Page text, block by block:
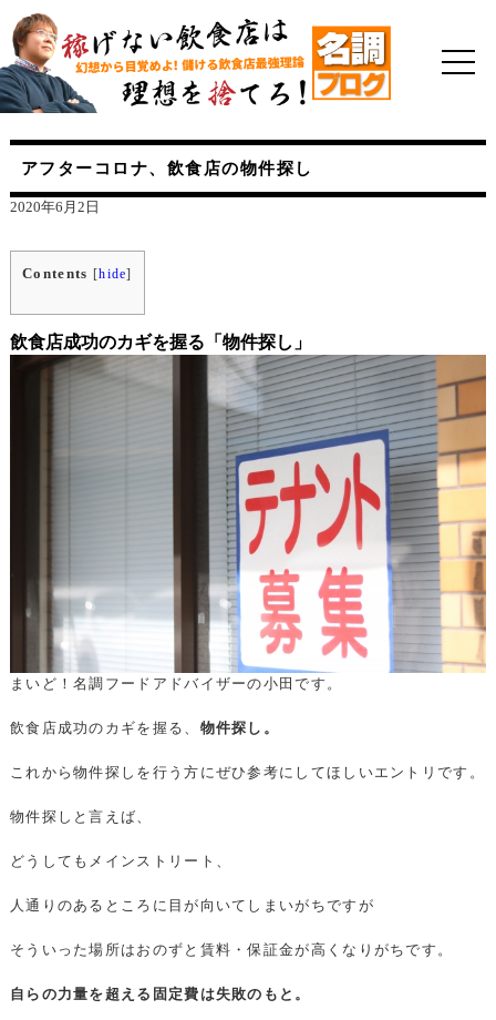
アフターコロナ、飲食店の物件探し
2020年6月2日
Contents [hide]
飲食店成功のカギを握る「物件探し」
まいど！名調フードアドバイザーの小田です。
飲食店成功のカギを握る、 物件探し。
これから物件探しを行う方にぜひ参考にしてほしいエントリです。
物件探しと言えば、
どうしてもメインストリート、
人通りのあるところに目が向いてしまいがちですが
そういった場所はおのずと賃料・保証金が高くなりがちです。
自らの力量を超える固定費は失敗のもと。